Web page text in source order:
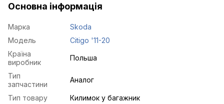
Основна інформація
Марка
Skoda
Модель
Citigo '11-20
Країна
виробник
Польша
Тип
запчастини
Аналог
Тип товару
Килимок у багажник